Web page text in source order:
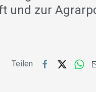
und zur
Teilen